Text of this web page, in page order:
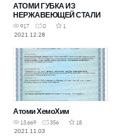
АТОМИ ГУБКА ИЗ
НЕРЖАВЕЮЩЕЙ СТАЛИ
917 0
1
2021.12.28
Атоми ХемоХим
13,669 356
18
2021.11.03